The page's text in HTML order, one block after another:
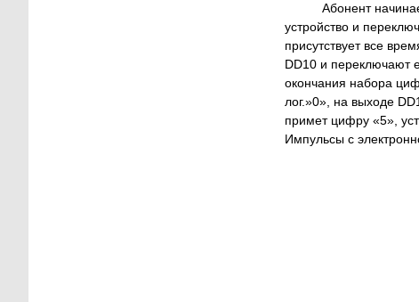
Абонент
устройство и
присутствует все
DD10 и переключают
окончания набора
лог.»0», на выходе
примет цифру «5»,
Импульсы с